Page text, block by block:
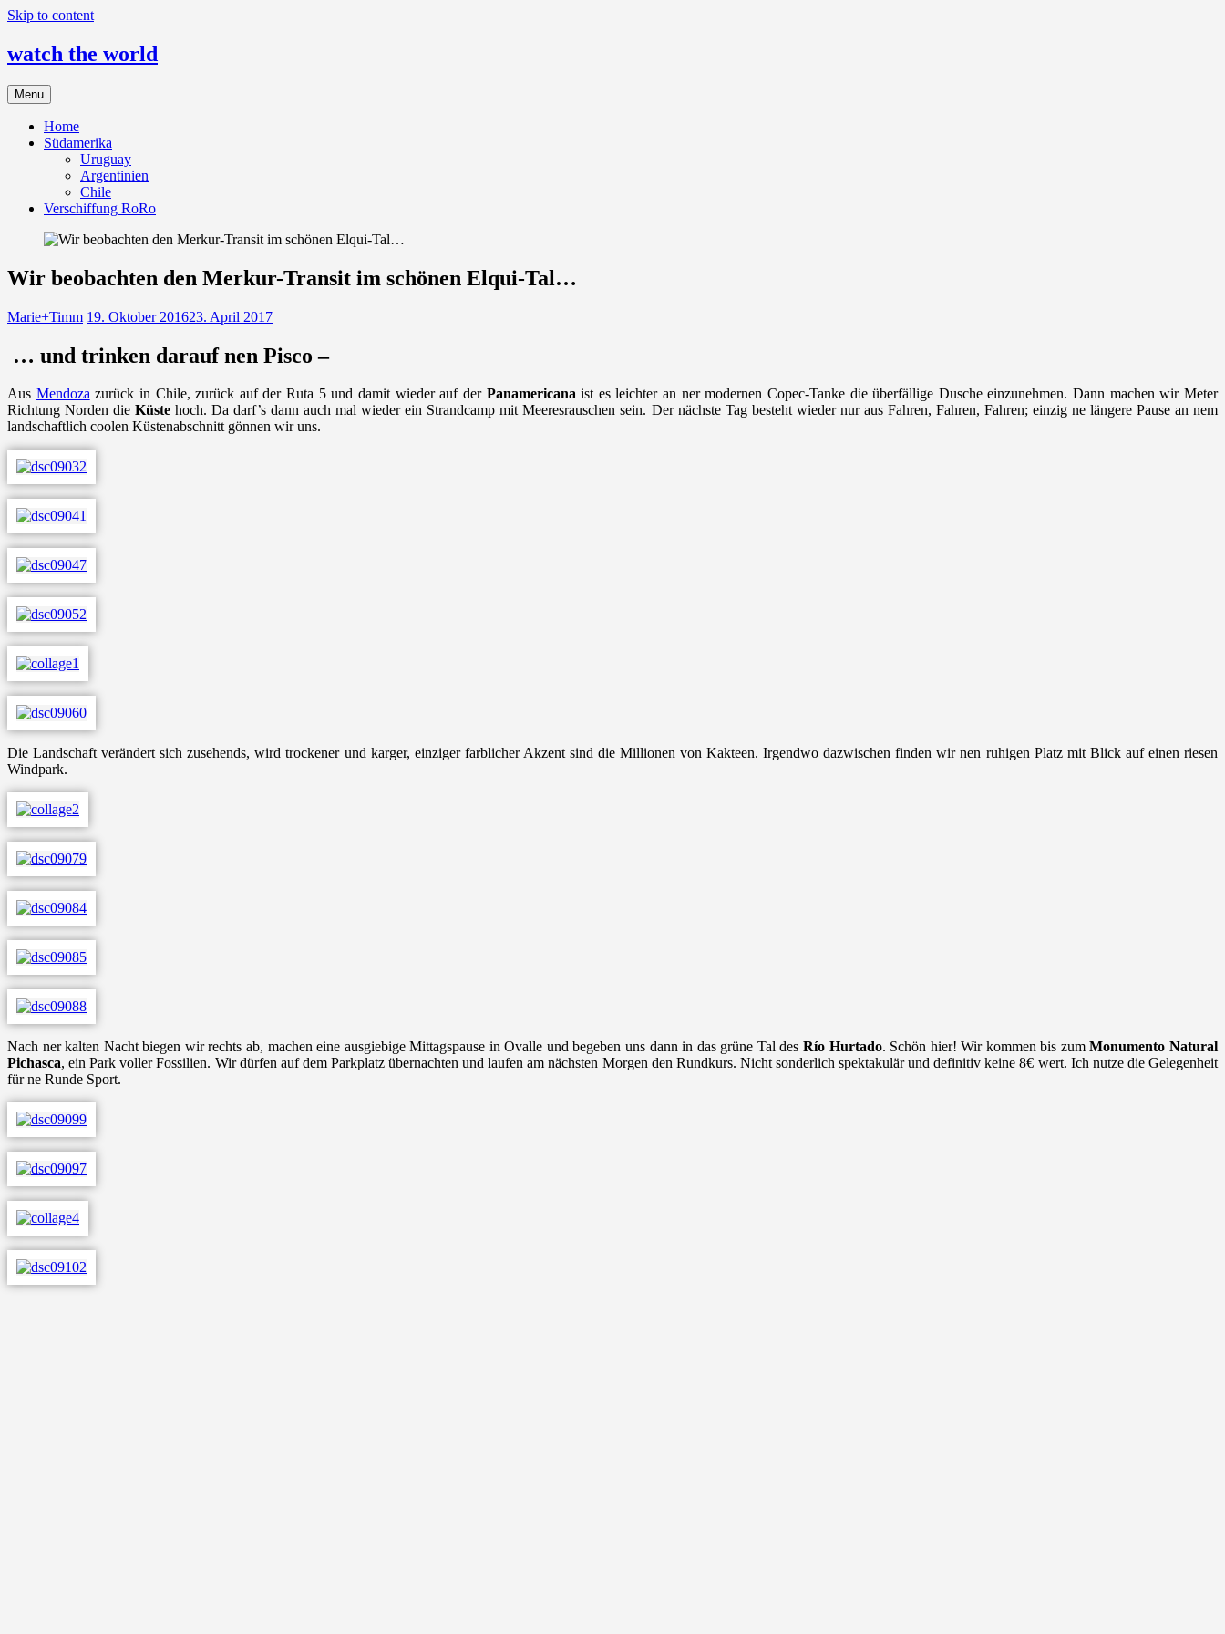
Skip to content
watch the world
Menu
Home
Südamerika
Uruguay
Argentinien
Chile
Verschiffung RoRo
Wir beobachten den Merkur-Transit im schönen Elqui-Tal…
Marie+Timm 19. Oktober 201623. April 2017
… und trinken darauf nen Pisco –
Aus Mendozazurück in Chile, zurück auf der Ruta 5 und damit wieder auf der Panamericanaist es leichter an ner modernen Copec-Tanke die überfällige Dusche einzunehmen. Dann machen wir Meter
Richtung Norden dieKüste hoch. Da darf’s dann auch mal wieder ein Strandcamp mit Meeresrauschen sein. Der nächste Tag besteht wieder nur aus Fahren, Fahren, Fahren; einzig ne längere Pause an nem
landschaftlich coolen Küstenabschnitt gönnen wir uns.
Die Landschaft verändert sich zusehends, wird trockener und karger, einziger farblicher Akzent sind die Millionen von Kakteen. Irgendwo dazwischen finden wir nen ruhigen Platz mit Blick auf einen riesen
Windpark.
Nach ner kalten Nacht biegen wir rechts ab, machen eine ausgiebige Mittagspause in Ovalle und begeben uns dann in das grüne Tal des Río Hurtado. Schön hier! Wir kommen bis zumMonumento Natural
Pichasca, ein Park voller Fossilien. Wir dürfen auf dem Parkplatz übernachten und laufen am nächsten Morgen den Rundkurs. Nicht sonderlich spektakulär und definitiv keine 8€ wert. Ich nutze die Gelegenheit
für ne Runde Sport.